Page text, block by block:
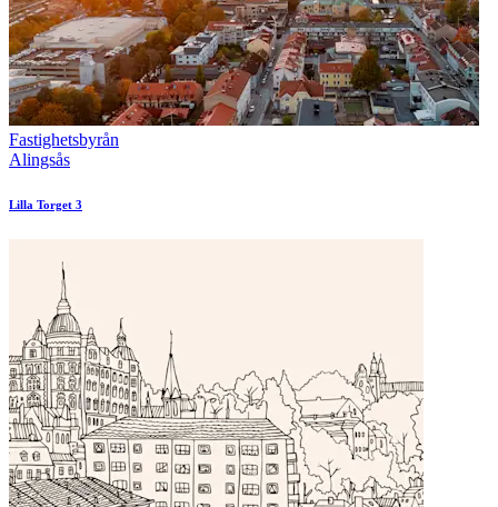
Fastighetsbyrån
Alingsås
Lilla Torget 3